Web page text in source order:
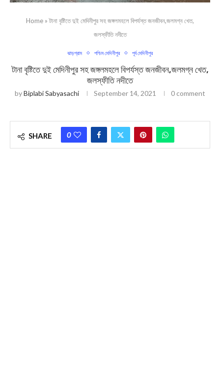
Home »টানা বৃষ্টিতে দুই মেদিনীপুর সহ জঙ্গলমহলে বিপর্যস্ত জনজীবন,জলমগ্ন খেত,
জলস্ফীতি নদীতে
ঝাড়গ্রাম পশ্চিম মেদিনীপুর পূর্ব মেদিনীপুর
টানা বৃষ্টিতে দুই মেদিনীপুর সহ জঙ্গলমহলে বিপর্যস্ত জনজীবন,জলমগ্ন খেত,
জলস্ফীতি নদীতে
byBiplabi Sabyasachi September 14, 2021 0 comment
SHARE 0